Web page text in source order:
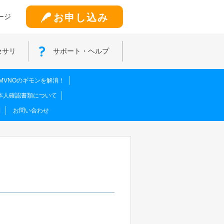
ジ お申し込み
リ サポート・ヘルプ
MVNOのギモンを解消！
人確認書類について
お問い合わせ